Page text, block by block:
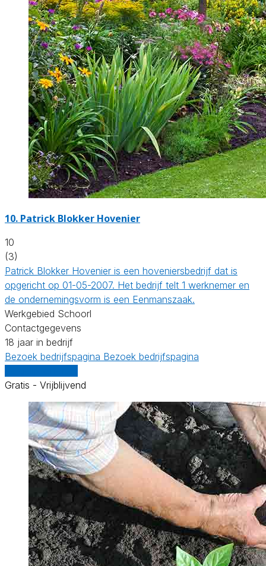
10. Patrick Blokker Hovenier
10
(3)
Patrick Blokker Hovenier is een hoveniersbedrijf dat is
opgericht op 01-05-2007. Het bedrijf telt 1 werknemer en
de ondernemingsvorm is een Eenmanszaak.
Werkgebied Schoorl
Contactgegevens
18 jaar in bedrijf
Bezoek bedrijfspagina Bezoek bedrijfspagina
Gratis - Vrijblijvend